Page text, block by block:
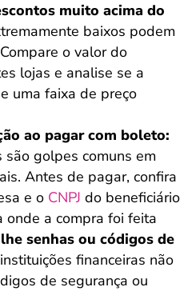
muito acima do
baixos podem
o valor do
lojas e analise se a
uma faixa de preço
ao pagar com boleto:
golpes comuns em
Antes de pagar, confira
e o CNPJ do beneficiário
onde a compra foi feita
senhas ou códigos de
financeiras não
de segurança ou